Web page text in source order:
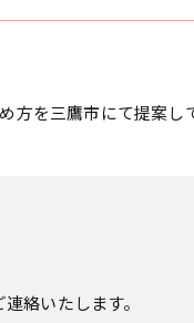
方を三鷹市にて提案し
絡いたします。